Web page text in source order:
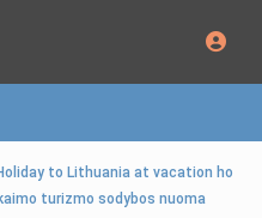
to Lithuania at vacation ho
turizmo sodybos nuoma